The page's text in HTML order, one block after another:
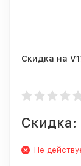
Скидка на
Скидка:
Не